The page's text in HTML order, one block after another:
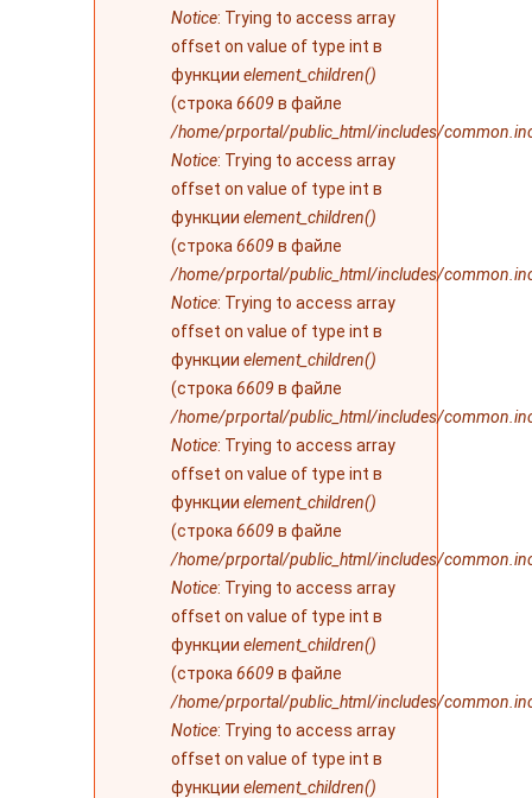
Notice: Trying to access array
offset on value of type int в
функции element_children()
(строка 6609 в файле
/home/prportal/public_html/includes/
Notice: Trying to access array
offset on value of type int в
функции element_children()
(строка 6609 в файле
/home/prportal/public_html/includes/
Notice: Trying to access array
offset on value of type int в
функции element_children()
(строка 6609 в файле
/home/prportal/public_html/includes/
Notice: Trying to access array
offset on value of type int в
функции element_children()
(строка 6609 в файле
/home/prportal/public_html/includes/
Notice: Trying to access array
offset on value of type int в
функции element_children()
(строка 6609 в файле
/home/prportal/public_html/includes/
Notice: Trying to access array
offset on value of type int в
функции element_children()